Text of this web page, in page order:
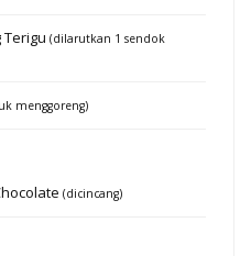
(dilarutkan 1 sendok
menggoreng)
(dicincang)